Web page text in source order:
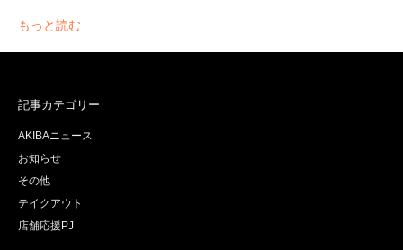
もっと読む
記事カテゴリー
AKIBAニュース
お知らせ
その他
テイクアウト
店舗応援PJ